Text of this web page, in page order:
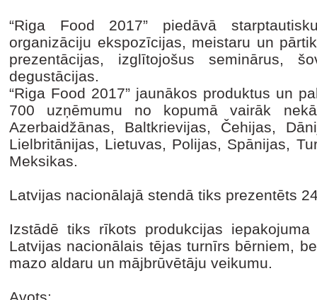
“Riga Food 2017” piedāvā
organizāciju ekspozīcijas, meistaru un
prezentācijas, izglītojošus seminārus,
degustācijas.
“Riga Food 2017” jaunākos produktus un
700 uzņēmumu no kopumā vairāk
Azerbaidžānas, Baltkrievijas, Čehijas,
Lielbritānijas, Lietuvas, Polijas, Spānijas,
Meksikas.
Latvijas nacionālajā stendā tiks prezentēts
Izstādē tiks rīkots produkcijas
Latvijas nacionālais tējas turnīrs bērniem,
mazo aldaru un mājbrūvētāju veikumu.